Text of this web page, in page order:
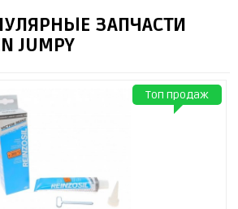
ЗАПЧАСТИ
JUMPY
Топ продаж